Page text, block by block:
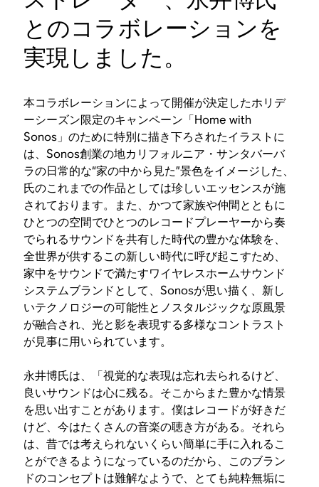
とのコラボレーションを
実現しました。
本コラボレーションによって開催が決定したホリデ
ーシーズン限定のキャンペーン「Home with
Sonos」のために特別に描き下ろされたイラストに
は、Sonos創業の地カリフォルニア・サンタバーバ
ラの日常的な“家の中から見た”景色をイメージした、
氏のこれまでの作品としては珍しいエッセンスが施
されております。また、かつて家族や仲間とともに
ひとつの空間でひとつのレコードプレーヤーから奏
でられるサウンドを共有した時代の豊かな体験を、
全世界が供するこの新しい時代に呼び起こすため、
家中をサウンドで満たすワイヤレスホームサウンド
システムブランドとして、Sonosが思い描く、新し
いテクノロジーの可能性とノスタルジックな原風景
が融合され、光と影を表現する多様なコントラスト
が見事に用いられています。
永井博氏は、「視覚的な表現は忘れ去られるけど、
良いサウンドは心に残る。そこからまた豊かな情景
を思い出すことがあります。僕はレコードが好きだ
けど、今はたくさんの音楽の聴き方がある。それら
は、昔では考えられないくらい簡単に手に入れるこ
とができるようになっているのだから、このブラン
ドのコンセプトは難解なようで、とても純粋無垢に